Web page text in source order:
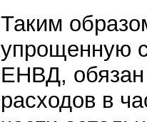
Таким
упрощенную
ЕНВД, обязан
расходов в